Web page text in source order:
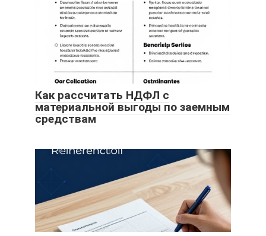
Как рассчитать НДФЛ с
материальной выгоды по заемным
средствам